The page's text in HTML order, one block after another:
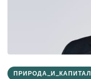
ПРИРОДА_И_КАПИТАЛ